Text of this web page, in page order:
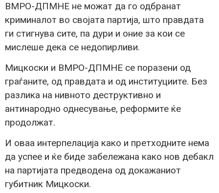
ВМРО-ДПМНЕ не можат да го одбранат
криминалот во својата партија, што правдата
ги стигнува сите, па дури и оние за кои се
мислеше дека се недопирливи.
Мицкоски и ВМРО-ДПМНЕ се поразени од
граѓаните, од правдата и од институциите. Без
разлика на нивното деструктивно и
антинародно однесување, реформите ќе
продолжат.
И оваа интерпелација како и претходните нема
да успее и ќе биде забележана како нов дебакл
на партијата предводена од докажаниот
губитник Мицкоски.